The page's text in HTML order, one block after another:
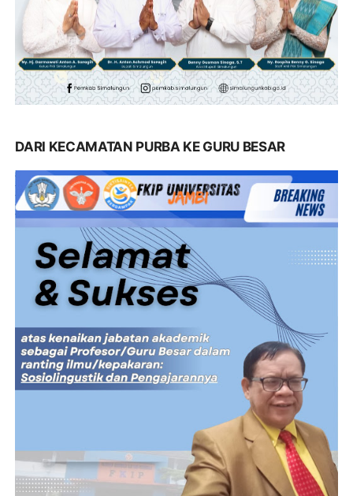
DARI KECAMATAN PURBA KE GURU BESAR